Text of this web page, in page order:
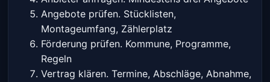
Angebote prüfen. Stücklisten,
Montageumfang, Zählerplatz
Förderung prüfen. Kommune, Programme,
Regeln
Vertrag klären. Termine, Abschläge, Abnahme,